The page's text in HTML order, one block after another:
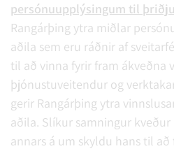
persónuupplýsingum til
Rangárþing ytra miðlar
aðila sem eru ráðnir af
til að vinna fyrir fram ákveðna
þjónustuveitendur og
gerir Rangárþing ytra
aðila. Slíkur samningur kveður
annars á um skyldu hans til